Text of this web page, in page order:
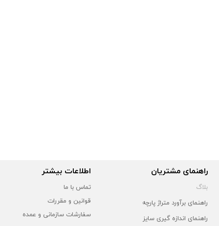
راهنمای مشتریان
بلاگ
راهنمای برآورد متراژ پارچه
راهنمای اندازه گیری سایز
اطلاعات بیشتر
تماس با ما
قوانین و مقررات
سفارشات سازمانی و عمده